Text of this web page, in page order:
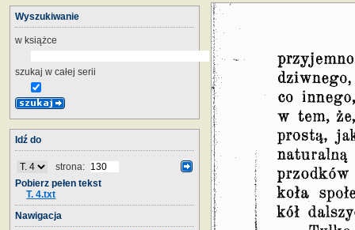
Wyszukiwanie
w książce
szukaj w całej serii
Idź do
strona:
Pobierz pełen tekst
T. 4.txt
Nawigacja